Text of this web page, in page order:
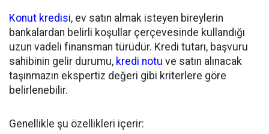
Konut kredisi, ev satın almak isteyen bireylerin
bankalardan belirli koşullar çerçevesinde kullandığı
uzun vadeli finansman türüdür. Kredi tutarı, başvuru
sahibinin gelir durumu, kredi notu ve satın alınacak
taşınmazın ekspertiz değeri gibi kriterlere göre
belirlenebilir.
Genellikle şu özellikleri içerir: